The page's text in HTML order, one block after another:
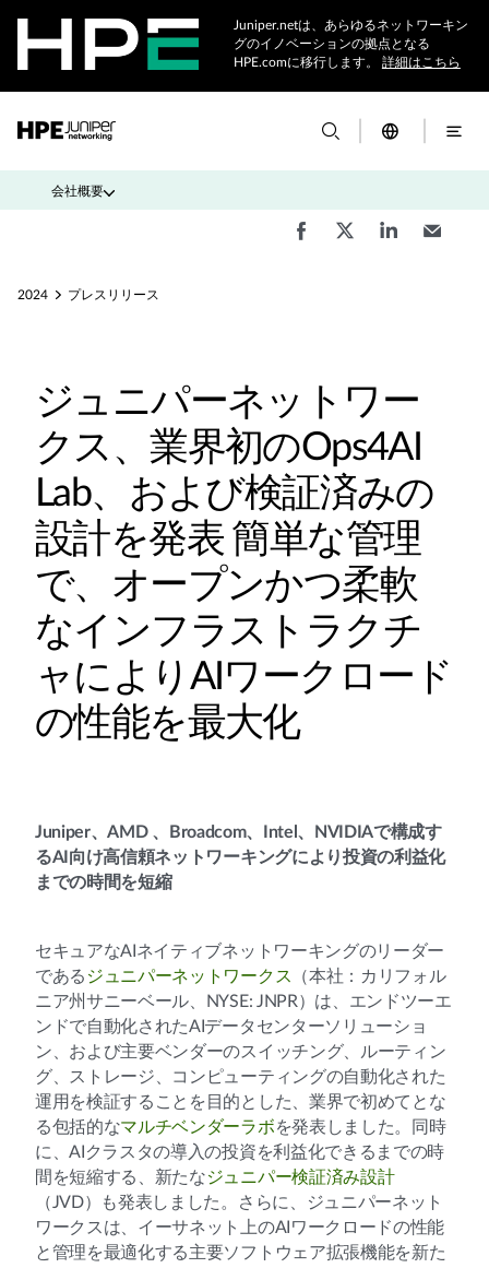
Juniper.netは、あらゆるネットワーキン
グのイノベーションの拠点となる
HPE.comに移行します。 詳細はこちら
会社概要
2024 プレスリリース
ジュニパーネットワー
クス、業界初のOps4AI
Lab、および検証済みの
設計を発表 簡単な管理
で、オープンかつ柔軟
なインフラストラクチ
ャによりAIワークロード
の性能を最大化
Juniper、AMD 、Broadcom、Intel、NVIDIAで構成す
るAI向け高信頼ネットワーキングにより投資の利益化
までの時間を短縮
セキュアなAIネイティブネットワーキングのリーダー
である ジュニパーネットワークス （本社：カリフォル
ニア州サニーベール、NYSE: JNPR）は、エンドツーエ
ンドで自動化されたAIデータセンターソリューショ
ン、および主要ベンダーのスイッチング、ルーティン
グ、ストレージ、コンピューティングの自動化された
運用を検証することを目的とした、業界で初めてとな
る包括的なマルチベンダーラボを発表しました。同時
に、AIクラスタの導入の投資を利益化できるまでの時
間を短縮する、新たなジュニパー検証済み設計
（JVD）も発表しました。さらに、ジュニパーネット
ワークスは、イーサネット上のAIワークロードの性能
と管理を最適化する主要ソフトウェア拡張機能を新た